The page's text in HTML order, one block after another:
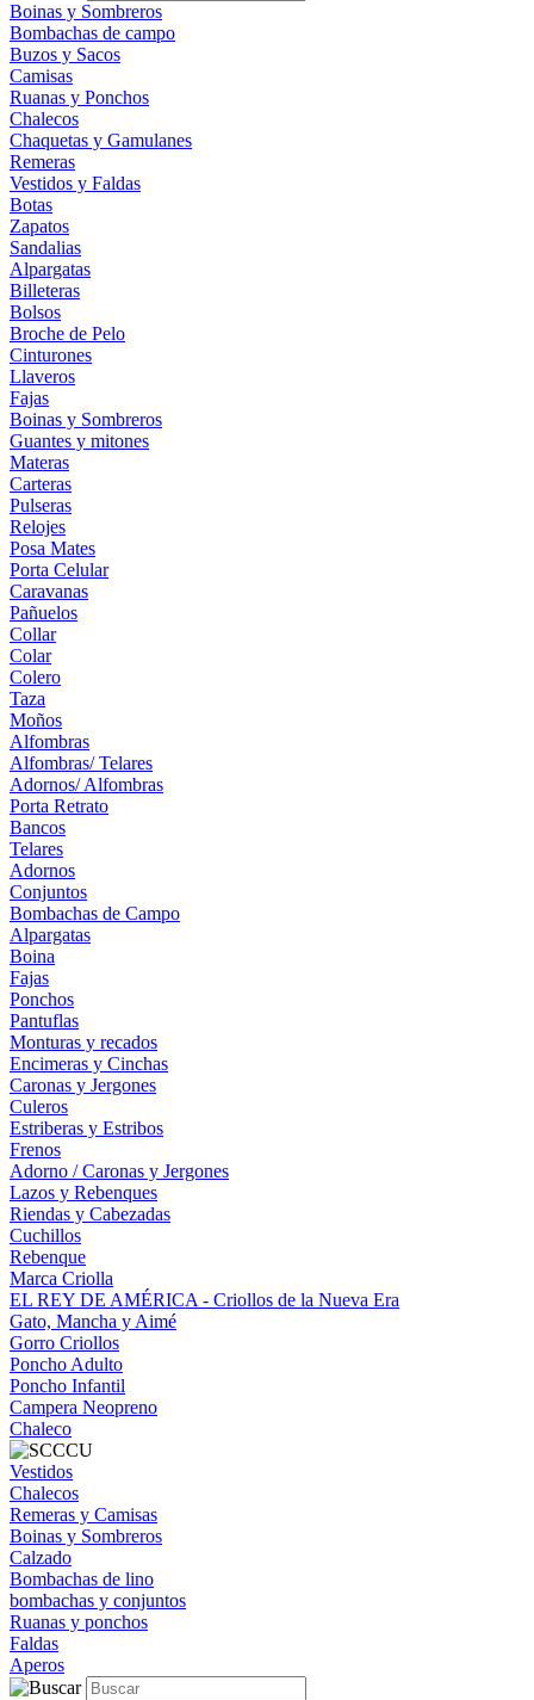
Boinas y Sombreros
Bombachas de campo
Buzos y Sacos
Camisas
Ruanas y Ponchos
Chalecos
Chaquetas y Gamulanes
Remeras
Vestidos y Faldas
Botas
Zapatos
Sandalias
Alpargatas
Billeteras
Bolsos
Broche de Pelo
Cinturones
Llaveros
Fajas
Boinas y Sombreros
Guantes y mitones
Materas
Carteras
Pulseras
Relojes
Posa Mates
Porta Celular
Caravanas
Pañuelos
Collar
Colar
Colero
Taza
Moños
Alfombras
Alfombras/ Telares
Adornos/ Alfombras
Porta Retrato
Bancos
Telares
Adornos
Conjuntos
Bombachas de Campo
Alpargatas
Boina
Fajas
Ponchos
Pantuflas
Monturas y recados
Encimeras y Cinchas
Caronas y Jergones
Culeros
Estriberas y Estribos
Frenos
Adorno / Caronas y Jergones
Lazos y Rebenques
Riendas y Cabezadas
Cuchillos
Rebenque
Marca Criolla
EL REY DE AMÉRICA - Criollos de la Nueva Era
Gato, Mancha y Aimé
Gorro Criollos
Poncho Adulto
Poncho Infantil
Campera Neopreno
Chaleco
Vestidos
Chalecos
Remeras y Camisas
Boinas y Sombreros
Calzado
Bombachas de lino
bombachas y conjuntos
Ruanas y ponchos
Faldas
Aperos